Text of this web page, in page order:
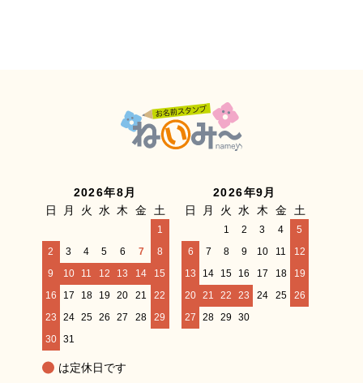
2026年8月
日
月 火 水 木 金 土
1
2
3 4 5 6 7
8
9
10 11 12 13 14
15
16
17 18 19 20 21
22
23
24 25 26 27 28
29
30
31
2026年9月
日
月 火 水 木 金 土
1 2 3 4
5
6
7 8 9 10 11
12
13
14 15 16 17 18
19
20 21 22 23 24 25
26
27
28 29 30
は定休日です